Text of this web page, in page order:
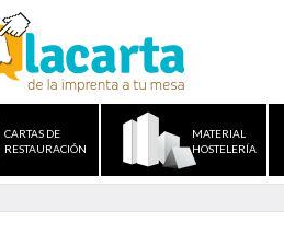
CARTAS DE
RESTAURACIÓN
MATERIAL
HOSTELERÍA